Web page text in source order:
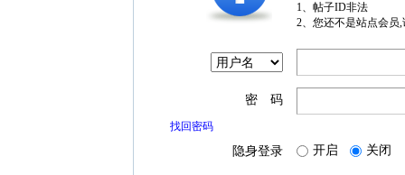
1、帖子ID非法
2、您还不是站点会员
密 码
找回密码
隐身登录 开启 关闭